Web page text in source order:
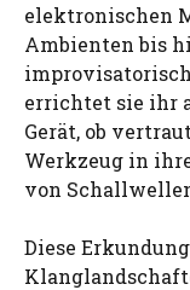
elektronischen
Ambienten bis
errichtet sie ihr
Gerät, ob
Werkzeug in
von
Diese